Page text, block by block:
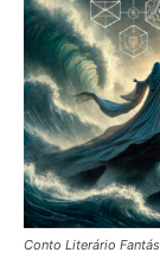
Conto Literário